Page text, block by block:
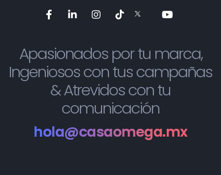
Apasionados por tu marca,
Ingeniosos con tus campañas
& Atrevidos con tu
comunicación
hola@casaomega.mx